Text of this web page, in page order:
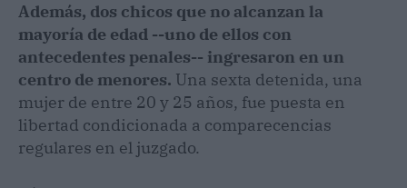
Además, dos chicos que no alcanzan la
mayoría de edad --uno de ellos con
antecedentes penales-- ingresaron en un
centro de menores. Una sexta detenida, una
mujer de entre 20 y 25 años, fue puesta en
libertad condicionada a comparecencias
regulares en el juzgado.